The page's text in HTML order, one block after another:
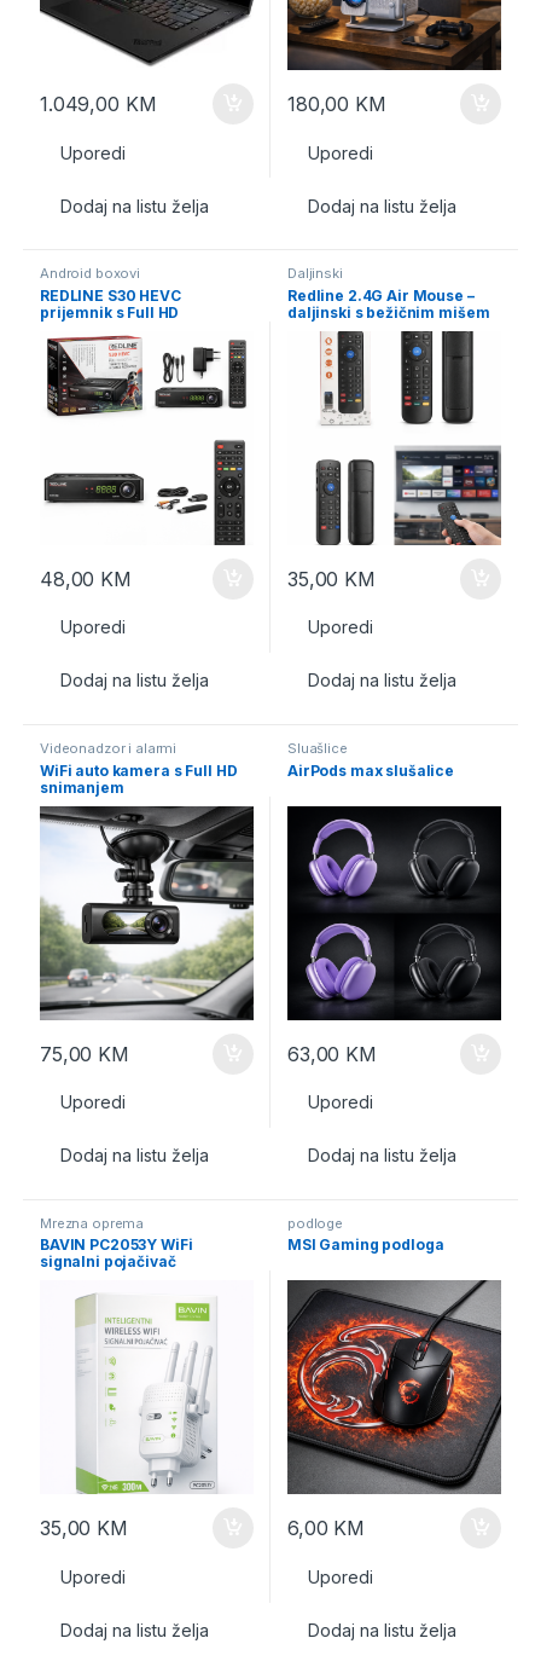
1.049,00 KM
Uporedi
Dodaj na listu želja
180,00 KM
Uporedi
Dodaj na listu želja
Android boxovi
REDLINE S30 HEVC
prijemnik s Full HD
48,00 KM
Uporedi
Dodaj na listu želja
Daljinski
Redline 2.4G Air Mouse –
daljinski s bežičnim mišem
35,00 KM
Uporedi
Dodaj na listu želja
Videonadzor i alarmi
WiFi auto kamera s Full HD
snimanjem
75,00 KM
Uporedi
Dodaj na listu želja
Sluašlice
AirPods max slušalice
63,00 KM
Uporedi
Dodaj na listu želja
Mrezna oprema
BAVIN PC2053Y WiFi
signalni pojačivač
35,00 KM
Uporedi
Dodaj na listu želja
podloge
MSI Gaming podloga
6,00 KM
Uporedi
Dodaj na listu želja